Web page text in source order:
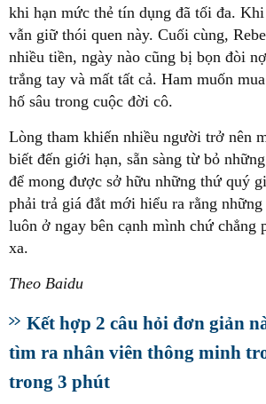
khi hạn mức thẻ tín dụng đã tối đa.
vẫn giữ thói quen này. Cuối cùng,
nhiều tiền, ngày nào cũng bị bọn đòi
trắng tay và mất tất cả. Ham muốn
hố sâu trong cuộc đời cô.
Lòng tham khiến nhiều người trở nên
biết đến giới hạn, sẵn sàng từ bỏ
để mong được sở hữu những thứ quý
phải trả giá đắt mới hiểu ra rằng
luôn ở ngay bên cạnh mình chứ chẳng
xa.
Theo Baidu
Kết hợp 2 câu hỏi đơn giản
tìm ra nhân viên thông minh
trong 3 phút